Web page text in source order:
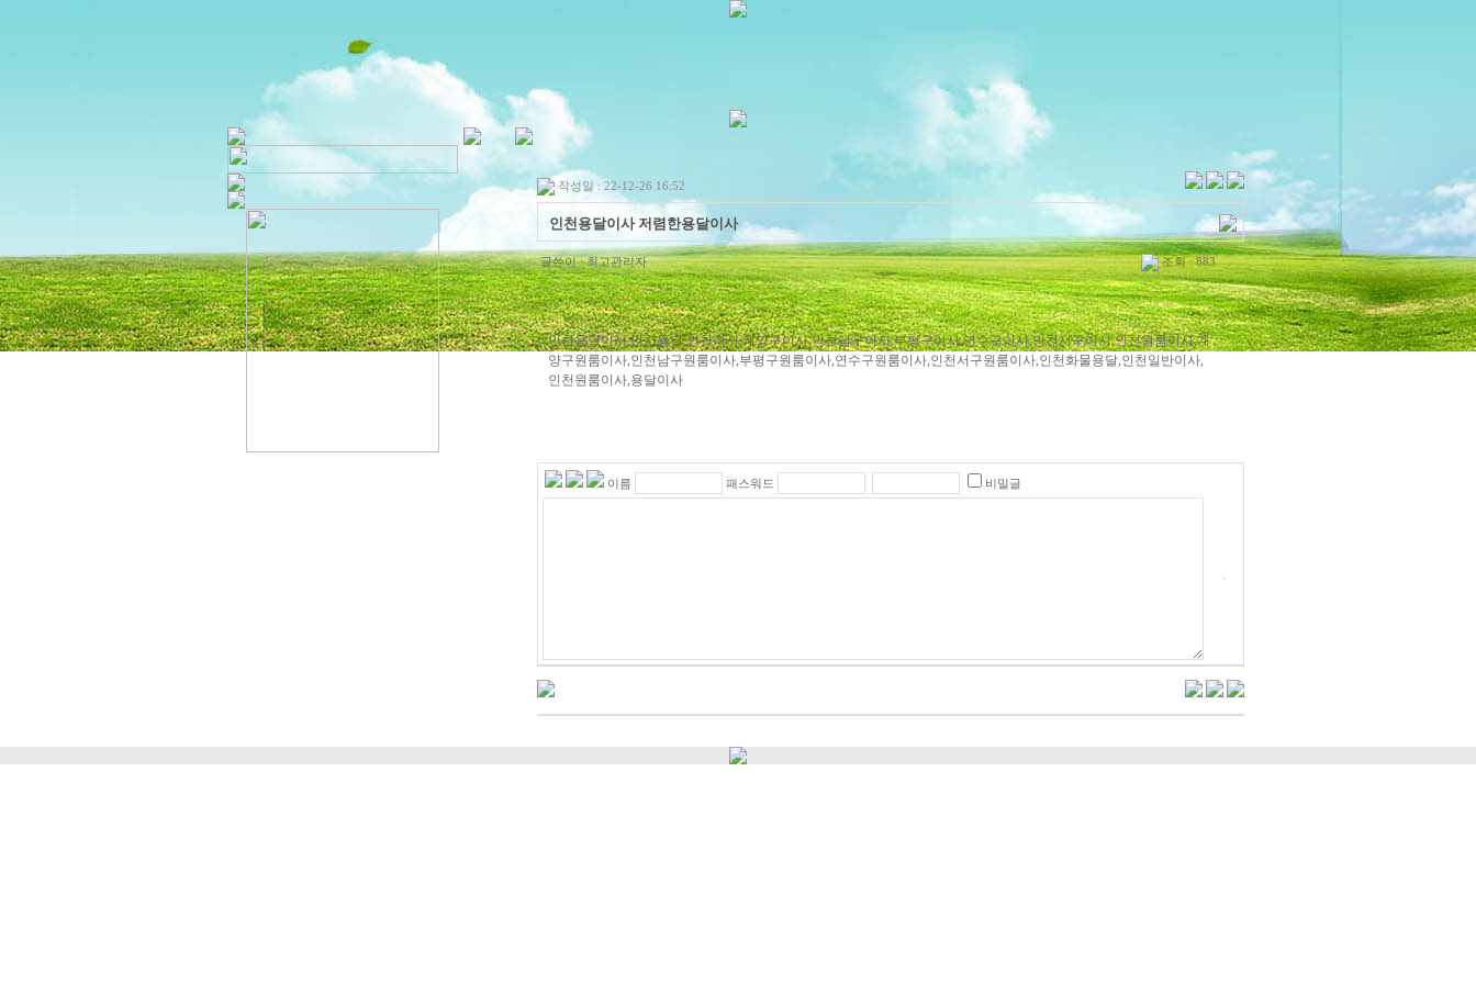
작성일 : 22-12-26 16:52
인천용달이사 저렴한용달이사
글쓴이 :최고관리자 조회 : 883
인천용달이사,인천용달,인천이사,계양구이사,인천남구이사,부평구이사,연수구이사,인천서구이사,인천원룸이사,계
양구원룸이사,인천남구원룸이사,부평구원룸이사,연수구원룸이사,인천서구원룸이사,인천화물용달,인천일반이사,
인천원룸이사,용달이사
이름 패스워드 비밀글